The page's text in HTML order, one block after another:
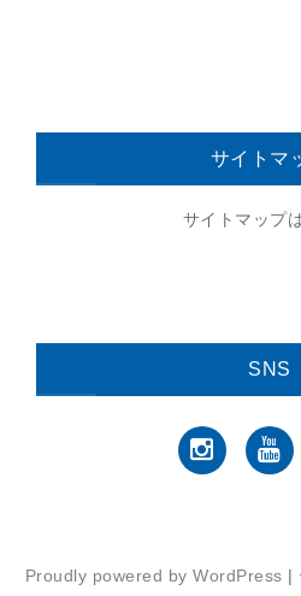
サイトマ
サイトマップ
SNS
Instagram
Proudly powered by WordPress |